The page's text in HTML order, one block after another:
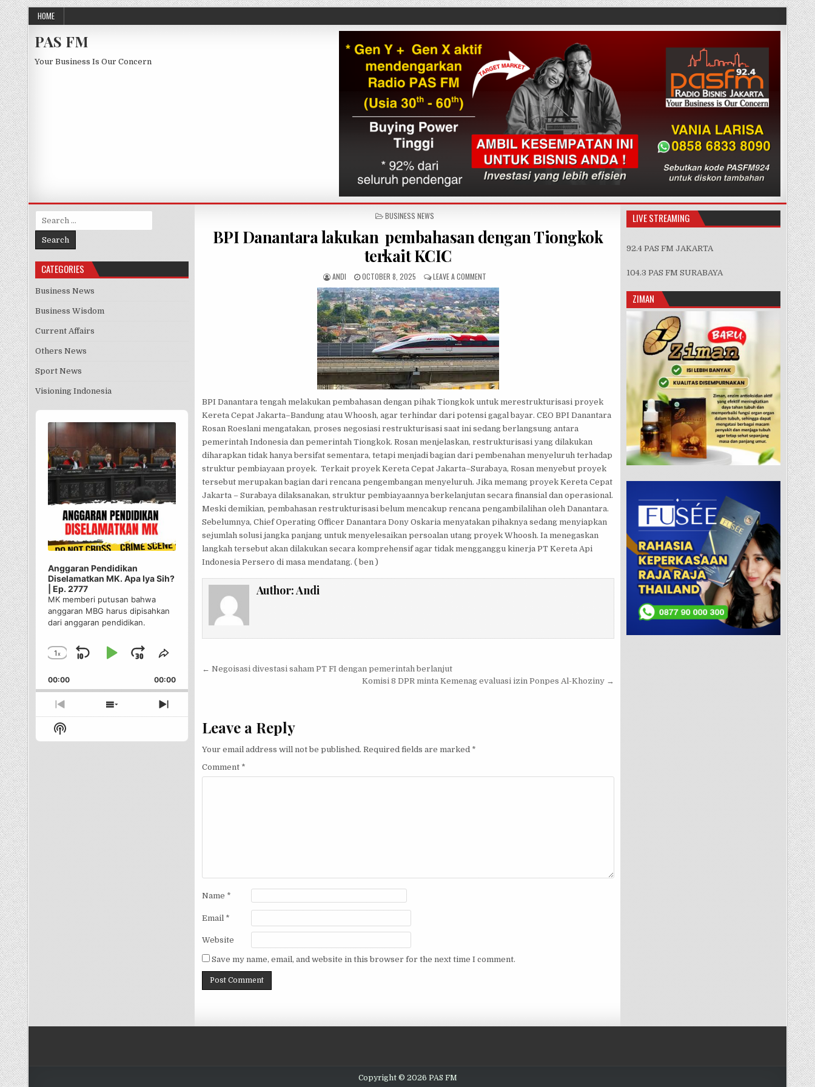
Skip to content
HOME
PAS FM
Your Business Is Our Concern
POSTED IN
BUSINESS NEWS
BPI Danantara lakukan pembahasan dengan Tiongkok
terkait KCIC
AUTHOR:
ANDI PUBLISHED DATE:
OCTOBER 8, 2025 LEAVE A COMMENT ON BPI DANANTARA LAKUKAN PEMBAHASAN DENGAN TIONGKOK TERKAIT KCIC
BPI Danantara tengah melakukan pembahasan dengan pihak Tiongkok untuk merestrukturisasi proyek
Kereta Cepat Jakarta–Bandung atau Whoosh, agar terhindar dari potensi gagal bayar. CEO BPI Danantara
Rosan Roeslani mengatakan, proses negosiasi restrukturisasi saat ini sedang berlangsung antara
pemerintah Indonesia dan pemerintah Tiongkok. Rosan menjelaskan, restrukturisasi yang dilakukan
diharapkan tidak hanya bersifat sementara, tetapi menjadi bagian dari pembenahan menyeluruh terhadap
struktur pembiayaan proyek. Terkait proyek Kereta Cepat Jakarta–Surabaya, Rosan menyebut proyek
tersebut merupakan bagian dari rencana pengembangan menyeluruh. Jika memang proyek Kereta Cepat
Jakarta – Surabaya dilaksanakan, struktur pembiayaannya berkelanjutan secara finansial dan operasional.
Meski demikian, pembahasan restrukturisasi belum mencakup rencana pengambilalihan oleh Danantara.
Sebelumnya, Chief Operating Officer Danantara Dony Oskaria menyatakan pihaknya sedang menyiapkan
sejumlah solusi jangka panjang untuk menyelesaikan persoalan utang proyek Whoosh. Ia menegaskan
langkah tersebut akan dilakukan secara komprehensif agar tidak mengganggu kinerja PT Kereta Api
Indonesia Persero di masa mendatang. ( ben )
Author:Andi
Post navigation
← Negoisasi divestasi saham PT FI dengan pemerintah berlanjut
Komisi 8 DPR minta Kemenag evaluasi izin Ponpes Al-Khoziny →
Leave a Reply
Your email address will not be published. Required fields are marked *
Comment *
Name *
Email *
Website
Save my name, email, and website in this browser for the next time I comment.
Search for:
CATEGORIES
Business News
Business Wisdom
Current Affairs
Others News
Sport News
Visioning Indonesia
Audio
Player
Anggaran Pendidikan
Diselamatkan MK. Apa Iya Sih?
| Ep. 2777
MK memberi putusan bahwa
anggaran MBG harus dipisahkan
dari anggaran pendidikan.
Change
Rate
1x
Skip
Backward
Play
Pause
Jump
Forward
Share
Episode
00:00 00:00
Previous
Episode
Show
Episodes
Next
Episode
Show
Podcast
LIVE STREAMING
92.4 PAS FM JAKARTA
104.3 PAS FM SURABAYA
ZIMAN
Copyright © 2026 PAS FM